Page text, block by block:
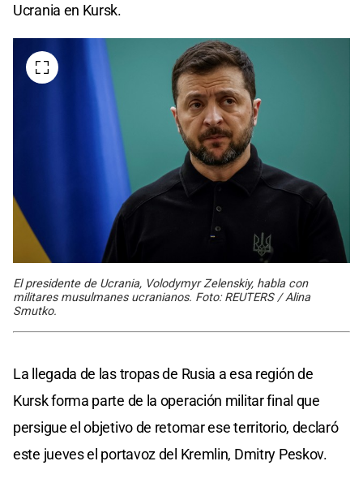
Ucrania en Kursk.
El presidente de Ucrania, Volodymyr Zelenskiy, habla con
militares musulmanes ucranianos. Foto: REUTERS / Alina
Smutko.
La llegada de las tropas de Rusia a esa región de
Kursk forma parte de la operación militar final que
persigue el objetivo de retomar ese territorio, declaró
este jueves el portavoz del Kremlin, Dmitry Peskov.